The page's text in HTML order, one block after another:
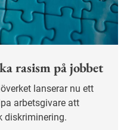
rasism på jobbet
arbetsgivare att
diskriminering.